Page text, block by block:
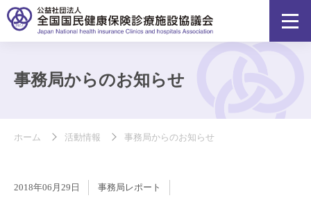
事務局からのお知らせ
ホーム 活動情報 事務局からのお知らせ
2018年06月29日 事務局レポート